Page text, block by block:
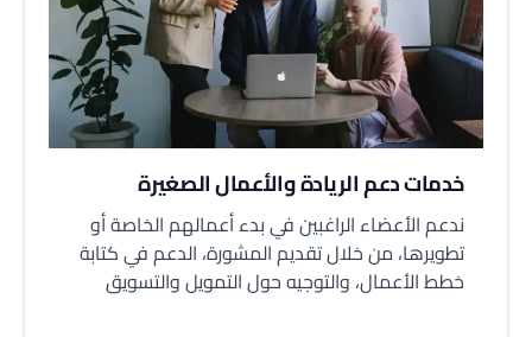
خدمات دعم الريادة والأعمال الصغيرة
ندعم الأعضاء الراغبين في بدء أعمالهم الخاصة أو
تطويرها، من خلال تقديم المشورة، الدعم في كتابة
خطط الأعمال، والتوجيه حول التمويل والتسويق